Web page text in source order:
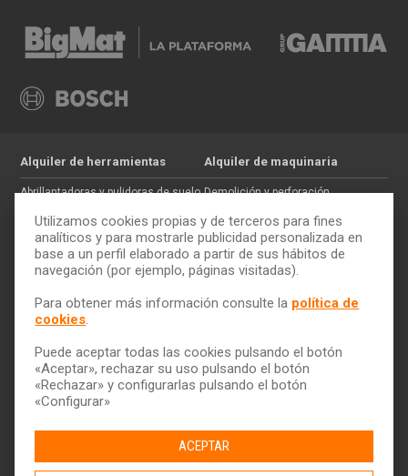
Alquiler de herramientas
Abrillantadoras y pulidoras de suelo
Tratamiento de maderas
Pintura y paredes
Electricidad
Alquiler de maquinaria
Demolición y perforación
Movimiento de tierras
Auxiliar de construcción
Trabajos en altura
Tarifas y ofertas
Servicio de transporte
Descarga nuestro catálogo
Trabaja con nosotros
Ética y Cumplimiento
Utilizamos cookies propias y de terceros para fines
analíticos y para mostrarle publicidad personalizada en
base a un perfil elaborado a partir de sus hábitos de
navegación (por ejemplo, páginas visitadas).
Para obtener más información consulte la política de
cookies.
Puede aceptar todas las cookies pulsando el botón
«Aceptar», rechazar su uso pulsando el botón
«Rechazar» y configurarlas pulsando el botón
«Configurar»
ACEPTAR